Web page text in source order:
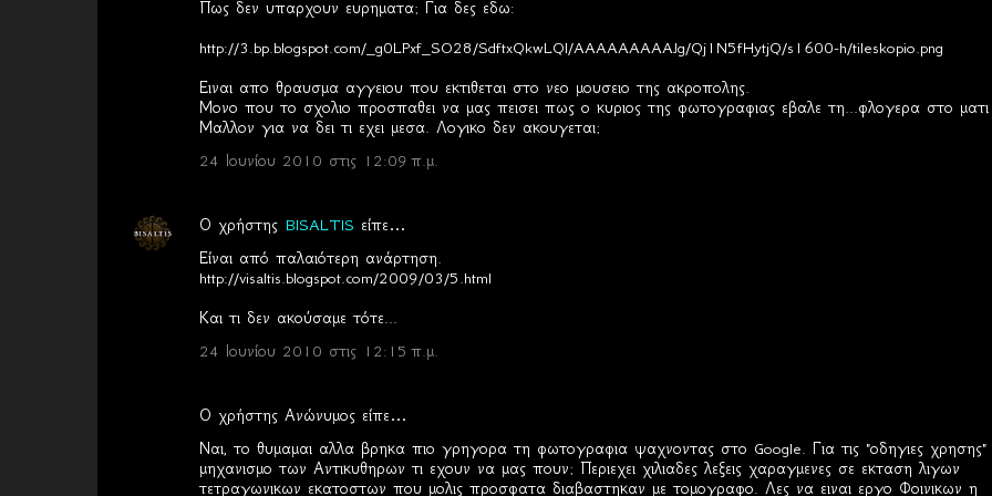
Πως δεν υπαρχουν ευρηματα; Για δες εδω:
http://3.bp.blogspot.com/_g0LPxf_SO28/SdftxQkwLQI/AAAAAAAAAJg/Qj1N5fHytjQ/s1600-h/tileskopio.png
Ειναι απο θραυσμα αγγειου που εκτιθεται στο νεο μουσειο της ακροπολης.
Μονο που το σχολιο προσπαθει να μας πεισει πως ο κυριος της φωτογραφιας εβαλε τη...φλογερα στο
Μαλλον για να δει τι εχει μεσα. Λογικο δεν ακουγεται;
24 Ιουνίου 2010 στις 12:09 π.μ.
Ο χρήστης BISALTIS είπε…
Είναι από παλαιότερη ανάρτηση.
http://visaltis.blogspot.com/2009/03/5.html
Και τι δεν ακούσαμε τότε...
24 Ιουνίου 2010 στις 12:15 π.μ.
Ο χρήστης Ανώνυμος είπε…
Ναι, το θυμαμαι αλλα βρηκα πιο γρηγορα τη φωτογραφια ψαχνοντας στο Google. Για τις "οδηγιες χρησης"
μηχανισμο των Αντικυθηρων τι εχουν να μας πουν; Περιεχει χιλιαδες λεξεις χαραγμενες σε εκταση λιγων
τετραγωνικων εκατοστων που μολις προσφατα διαβαστηκαν με τομογραφο. Λες να ειναι εργο Φοινικων η